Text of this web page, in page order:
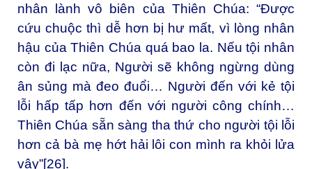
nhân lành vô biên của Thiên Chúa: “Được
cứu chuộc thì dễ hơn bị hư mất, vì lòng nhân
hậu của Thiên Chúa quá bao la. Nếu tội nhân
còn đi lạc nữa, Người sẽ không ngừng dùng
ân sủng mà đeo đuổi… Người đến với kẻ tội
lỗi hấp tấp hơn đến với người công chính…
Thiên Chúa sẵn sàng tha thứ cho người tội lỗi
hơn cả bà mẹ hớt hải lôi con mình ra khỏi lửa
vậy”[26].